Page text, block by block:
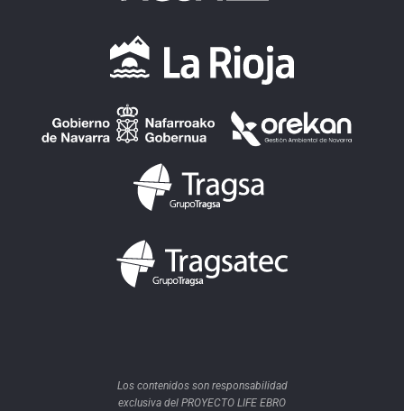
Los contenidos son responsabilidad
exclusiva del PROYECTO LIFE EBRO